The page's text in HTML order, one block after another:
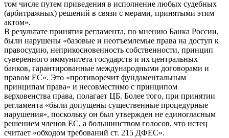
том числе путем приведения в исполнение любых судебных
(арбитражных) решений в связи с мерами, принятыми этим
актом».
В результате принятия регламента, по мнению Банка России,
были нарушены «базовые и неотъемлемые права на доступ к
правосудию, неприкосновенность собственности, принцип
суверенного иммунитета государств и их центральных
банков, гарантированные международными договорами и
правом ЕС». Это «противоречит фундаментальным
принципам права» и несовместимо с принципом
верховенства права, полагает ЦБ. Более того, при принятии
регламента «были допущены существенные процедурные
нарушения», поскольку он был утвержден не единогласным
решением членов ЕС, а большинством голосов, что истец
считает «обходом требований ст. 215 ДФЕС».